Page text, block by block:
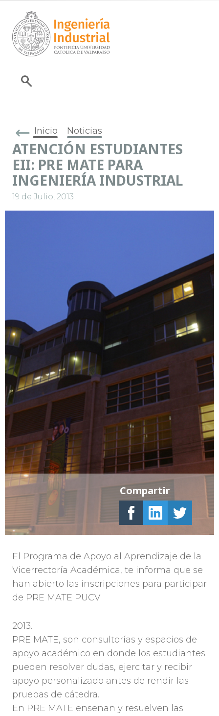
Inicio Noticias
ATENCIÓN ESTUDIANTES
EII: PRE MATE PARA
INGENIERÍA INDUSTRIAL
19 de Julio, 2013
El Programa de Apoyo al Aprendizaje de la
Vicerrectoría Académica, te informa que se
han abierto las inscripciones para participar
de PRE MATE PUCV
2013.
PRE MATE, son consultorías y espacios de
apoyo académico en donde los estudiantes
pueden resolver dudas, ejercitar y recibir
apoyo personalizado antes de rendir las
pruebas de cátedra.
En PRE MATE enseñan y resuelven las
Compartir